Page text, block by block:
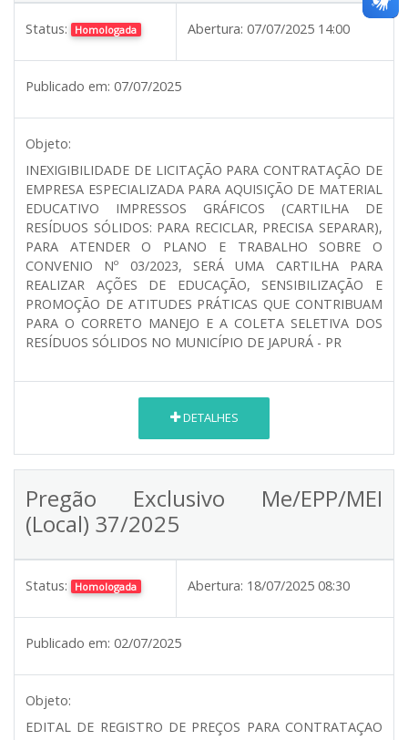
Status: Homologada Abertura: 07/07/2025 14:00
Publicado em: 07/07/2025
Objeto:
INEXIGIBILIDADE DE LICITAÇÃO PARA CONTRATAÇÃO DE
EMPRESA ESPECIALIZADA PARA AQUISIÇÃO DE MATERIAL
EDUCATIVO IMPRESSOS GRÁFICOS (CARTILHA DE
RESÍDUOS SÓLIDOS: PARA RECICLAR, PRECISA SEPARAR),
PARA ATENDER O PLANO E TRABALHO SOBRE O
CONVENIO Nº 03/2023, SERÁ UMA CARTILHA PARA
REALIZAR AÇÕES DE EDUCAÇÃO, SENSIBILIZAÇÃO E
PROMOÇÃO DE ATITUDES PRÁTICAS QUE CONTRIBUAM
PARA O CORRETO MANEJO E A COLETA SELETIVA DOS
RESÍDUOS SÓLIDOS NO MUNICÍPIO DE JAPURÁ - PR
DETALHES
Pregão Exclusivo Me/EPP/MEI
(Local) 37/2025
Status: Homologada Abertura: 18/07/2025 08:30
Publicado em: 02/07/2025
Objeto:
EDITAL DE REGISTRO DE PREÇOS PARA CONTRATAÇAO